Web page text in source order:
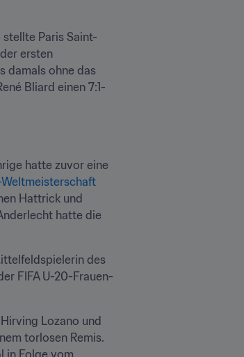
Paris Saint-
ersten
damals ohne das
Bliard einen 7:1-
hatte zuvor eine
Weltmeisterschaft
Hattrick und
hatte die
des
FIFA U-20-Frauen-
Lozano und
torlosen Remis.
in Folge vom